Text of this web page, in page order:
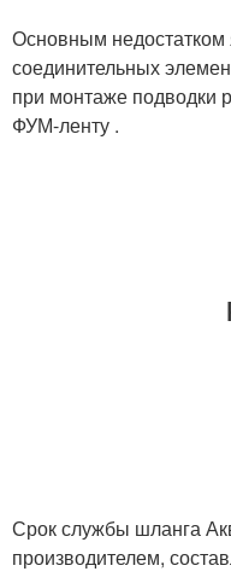
Основным недостатком
соединительных
при монтаже подводки
ФУМ-ленту .
Срок службы шланга
производителем,